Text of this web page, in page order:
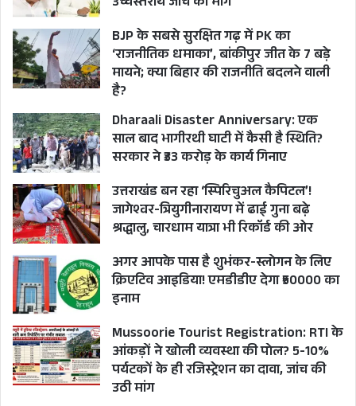
BJP के सबसे सुरक्षित गढ़ में PK का
‘राजनीतिक धमाका’, बांकीपुर जीत के 7 बड़े
मायने; क्या बिहार की राजनीति बदलने वाली
है?
Dharaali Disaster Anniversary: एक
साल बाद भागीरथी घाटी में कैसी है स्थिति?
सरकार ने ₹33 करोड़ के कार्य गिनाए
उत्तराखंड बन रहा ‘स्पिरिचुअल कैपिटल’!
जागेश्वर-त्रियुगीनारायण में ढाई गुना बढ़े
श्रद्धालु, चारधाम यात्रा भी रिकॉर्ड की ओर
अगर आपके पास है शुभंकर-स्लोगन के लिए
क्रिएटिव आइडिया! एमडीडीए देगा ₹50000 का
इनाम
Mussoorie Tourist Registration: RTI के
आंकड़ों ने खोली व्यवस्था की पोल? 5-10%
पर्यटकों के ही रजिस्ट्रेशन का दावा, जांच की
उठी मांग